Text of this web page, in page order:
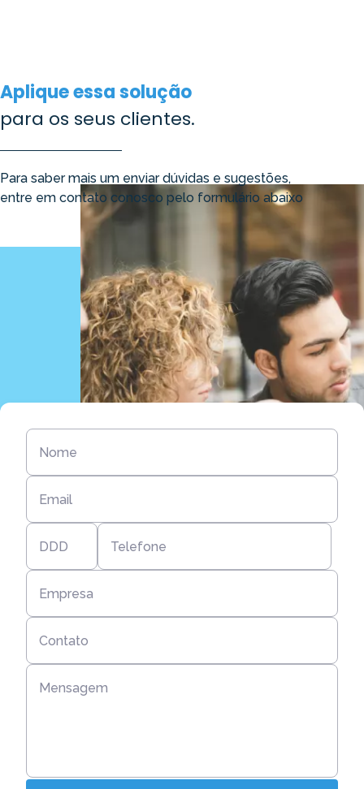
Aplique essa solução
para os seus clientes.
Para saber mais um enviar dúvidas e sugestões,
entre em contato conosco pelo formulário abaixo
Nome
Email
DDD Telefone
Empresa
Contato
Mensagem